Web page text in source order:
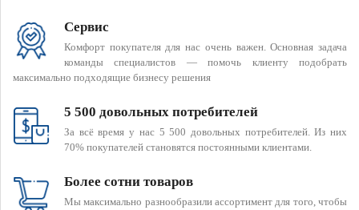
Сервис
Комфорт покупателя для нас очень важен. Основная задача
команды специалистов — помочь клиенту подобрать
максимально подходящие бизнесу решения
5 500 довольных потребителей
За всё время у нас 5 500 довольных потребителей. Из них
70% покупателей становятся постоянными клиентами.
Более сотни товаров
Мы максимально разнообразили ассортимент для того, чтобы